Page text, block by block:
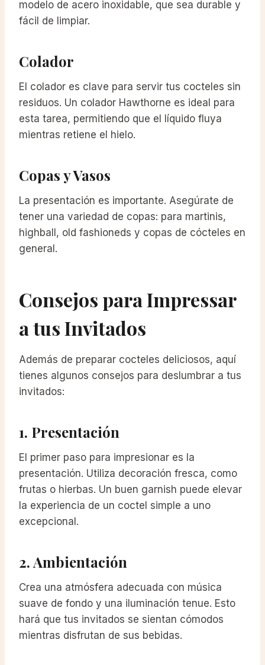
modelo de acero inoxidable, que sea durable y
fácil de limpiar.
Colador
El colador es clave para servir tus cocteles sin
residuos. Un colador Hawthorne es ideal para
esta tarea, permitiendo que el líquido fluya
mientras retiene el hielo.
Copas y Vasos
La presentación es importante. Asegúrate de
tener una variedad de copas: para martinis,
highball, old fashioneds y copas de cócteles en
general.
Consejos para Impressar
a tus Invitados
Además de preparar cocteles deliciosos, aquí
tienes algunos consejos para deslumbrar a tus
invitados:
1. Presentación
El primer paso para impresionar es la
presentación. Utiliza decoración fresca, como
frutas o hierbas. Un buen garnish puede elevar
la experiencia de un coctel simple a uno
excepcional.
2. Ambientación
Crea una atmósfera adecuada con música
suave de fondo y una iluminación tenue. Esto
hará que tus invitados se sientan cómodos
mientras disfrutan de sus bebidas.